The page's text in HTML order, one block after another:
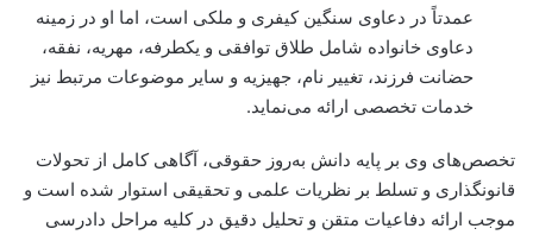
عمدتاً در دعاوی سنگین کیفری و ملکی است، اما او در زمینه
دعاوی خانواده شامل طلاق توافقی و یکطرفه، مهریه، نفقه،
حضانت فرزند، تغییر نام، جهیزیه و سایر موضوعات مرتبط نیز
خدمات تخصصی ارائه می‌نماید.
تخصص‌های وی بر پایه دانش به‌روز حقوقی، آگاهی کامل از تحولات
قانونگذاری و تسلط بر نظریات علمی و تحقیقی استوار شده است و
موجب ارائه دفاعیات متقن و تحلیل دقیق در کلیه مراحل دادرسی